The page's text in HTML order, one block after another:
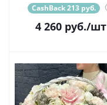
CashBack 213 руб.
4 260руб./шт